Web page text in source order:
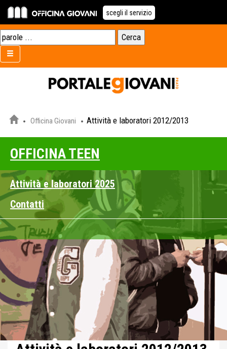
scegli il servizio
Officina Giovani Attività e laboratori 2012/2013
OFFICINA TEEN
Attività e laboratori 2025
Contatti